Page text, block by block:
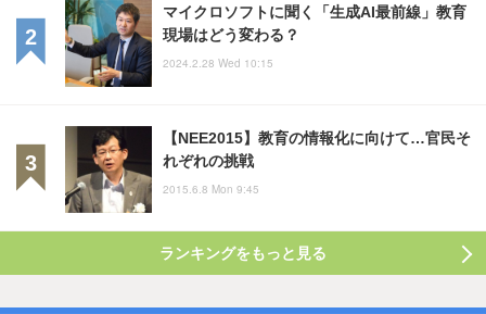
マイクロソフトに聞く「生成AI最前線」教育
現場はどう変わる？
2024.2.28 Wed 10:15
【NEE2015】教育の情報化に向けて…官民そ
れぞれの挑戦
2015.6.8 Mon 9:45
ランキングをもっと見る